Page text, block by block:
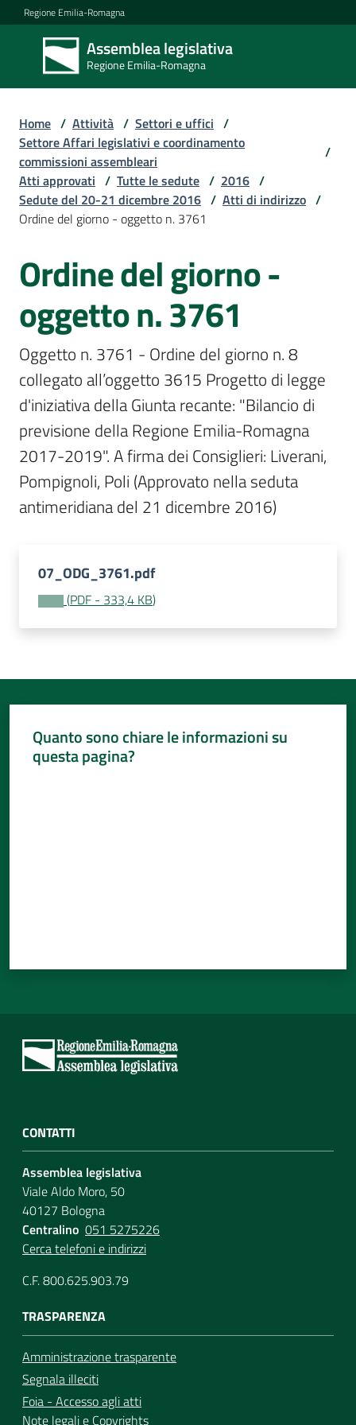
Vai al contenuto
Vai alla navigazione
Vai al footer
Regione Emilia-Romagna
Assemblea legislativa
Regione Emilia-Romagna
Assemblea
legislativa
Regione Emilia-
Assemblea
Per
i
media
Per
i
cittadini
Home / Attività / Settori e uffici /
Settore Affari legislativi e coordinamento
commissioni assembleari
/
Atti approvati / Tutte le sedute / 2016 /
Sedute del 20-21 dicembre 2016 / Atti di indirizzo /
Ordine del giorno - oggetto n. 3761
Ordine del giorno -
oggetto n. 3761
Oggetto n. 3761 - Ordine del giorno n. 8
collegato all’oggetto 3615 Progetto di legge
d'iniziativa della Giunta recante: "Bilancio di
previsione della Regione Emilia-Romagna
2017-2019". A firma dei Consiglieri: Liverani,
Pompignoli, Poli (Approvato nella seduta
antimeridiana del 21 dicembre 2016)
07_ODG_3761.pdf
(PDF - 333,4 KB)
Quanto sono chiare le informazioni su
questa pagina?
CONTATTI
Assemblea legislativa
Viale Aldo Moro, 50
40127 Bologna
Centralino 051 5275226
Cerca telefoni e indirizzi
C.F. 800.625.903.79
TRASPARENZA
Amministrazione trasparente
Segnala illeciti
Foia - Accesso agli atti
Note legalie Copyrights